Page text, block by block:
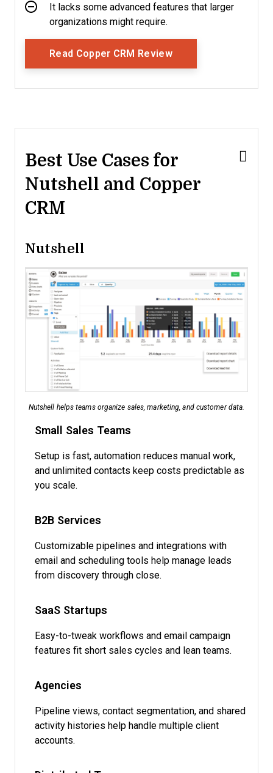
It lacks some advanced features that larger
organizations might require.
Read Copper CRM ReviewOpens New Window
Best Use Cases for
Nutshell and Copper
CRM
Nutshell
Nutshell helps teams organize sales, marketing, and customer data.
Small Sales Teams
Setup is fast, automation reduces manual work,
and unlimited contacts keep costs predictable as
you scale.
B2B Services
Customizable pipelines and integrations with
email and scheduling tools help manage leads
from discovery through close.
SaaS Startups
Easy-to-tweak workflows and email campaign
features fit short sales cycles and lean teams.
Agencies
Pipeline views, contact segmentation, and shared
activity histories help handle multiple client
accounts.